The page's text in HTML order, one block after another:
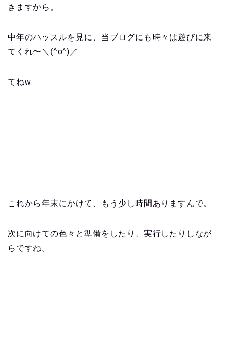
きますから。
中年のハッスルを見に、当ブログにも時々は遊びに来
てくれ〜＼(^o^)／
てねw
これから年末にかけて、もう少し時間ありますんで。
次に向けての色々と準備をしたり、実行したりしなが
らですね。